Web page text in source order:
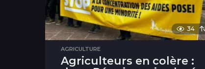
34
AGRICULTURE
Agriculteurs en colère :